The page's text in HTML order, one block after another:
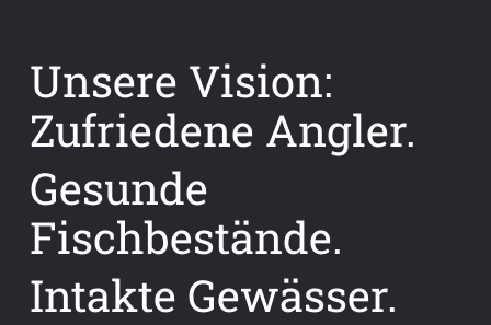
Unsere Vision:
Zufriedene Angler.
Gesunde
Fischbestände.
Intakte Gewässer.